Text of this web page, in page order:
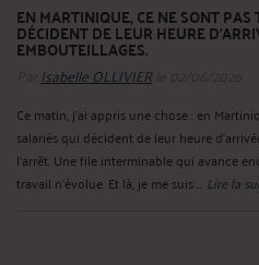
EN MARTINIQUE, CE NE SONT
DÉCIDENT DE LEUR HEURE
EMBOUTEILLAGES.
Isabelle OLLIVIERle 02/06/2026
Ce matin, j’ai appris une chose : en
salariés qui décident de leur heure
l’arrêt. Une file interminable qui avance
travail n'évolue. Et là, je me suis ... Lire la